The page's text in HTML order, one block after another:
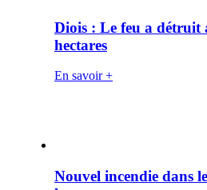
Diois : Le feu a détruit
hectares
En savoir +
Nouvel incendie dans